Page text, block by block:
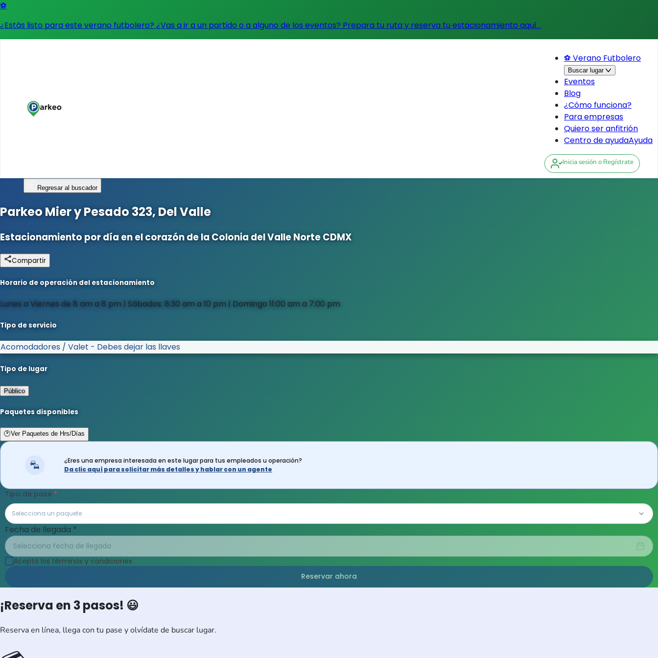
⚽
¿Estás listo para este verano futbolero? ¿Vas a ir a un partido o a alguno de los eventos? Prepara tu ruta y reserva tu estacionamiento aquí. .
⚽ Verano Futbolero
Buscar lugar
Eventos
Blog
¿Cómo funciona?
Para empresas
Quiero ser anfitrión
Centro de ayudaAyuda
Inicia sesión o Regístrate
Regresar al buscador
Parkeo Mier y Pesado 323, Del Valle
Estacionamiento por día en el corazón de la Colonia del Valle Norte CDMX
Compartir
Horario de operación del estacionamiento
Lunes a Viernes de 8 am a 8 pm | Sábados: 8:30 am a 10 pm | Domingo 11:00 am a 7:00 pm
Tipo de servicio
Acomodadores / Valet - Debes dejar las llaves
Tipo de lugar
Público
Paquetes disponibles
🕑Ver Paquetes de Hrs/Días
¿Eres una empresa interesada en este lugar para tus empleados u operación?
Da clic aquí para solicitar más detalles y hablar con un agente
Tipo de pase
Selecciona un paquete
Fecha de llegada *
Selecciona fecha de llegada
Acepto los términos y condiciones
Reservar ahora
¡Reserva en 3 pasos! 😃
Reserva en línea, llega con tu pase y olvídate de buscar lugar.